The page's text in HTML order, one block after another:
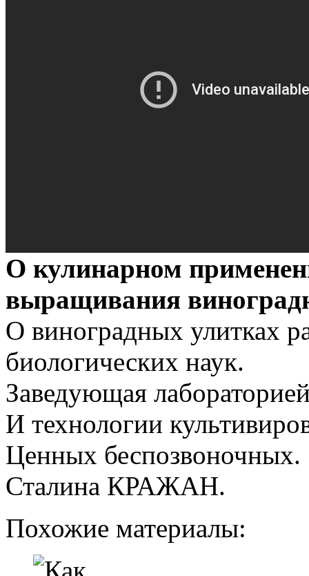
О кулинарном
выращивания
О виноградных улитках
биологических наук.
Заведующая
И технологии
Ценных беспозвоночных.
Сталина КРАЖАН.
Похожие материалы: